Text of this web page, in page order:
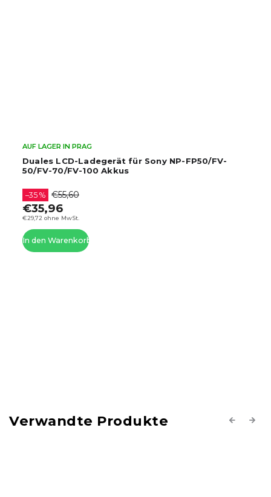
Duales LCD-Ladegerät für Sony NP-FP50/FV-
50/FV-70/FV-100 Akkus
AUF LAGER IN PRAG
€29,72 ohne MwSt.
–35 % €55,60
€35,96
In den Warenkorb
Verwandte Produkte Previous
Next